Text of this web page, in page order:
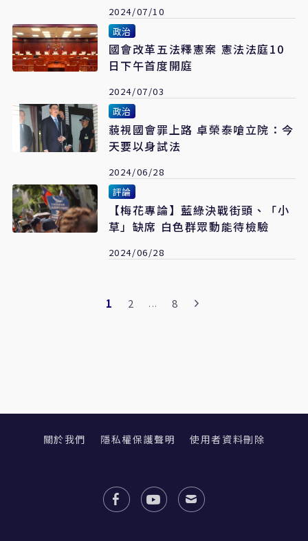
2024/07/10
政治
國會改革五法釋憲案 憲法法庭10
日下午首度開庭
2024/07/03
政治
藐視國會罪上路 卓榮泰嗆立院：今
天要以身試法
2024/06/28
評論
【梅花專論】藍綠決戰街頭、「小
草」缺席 白色群眾動能待檢驗
2024/06/28
1 2 ... 8
關於我們 隱私權保護聲明 使用者資料刪除